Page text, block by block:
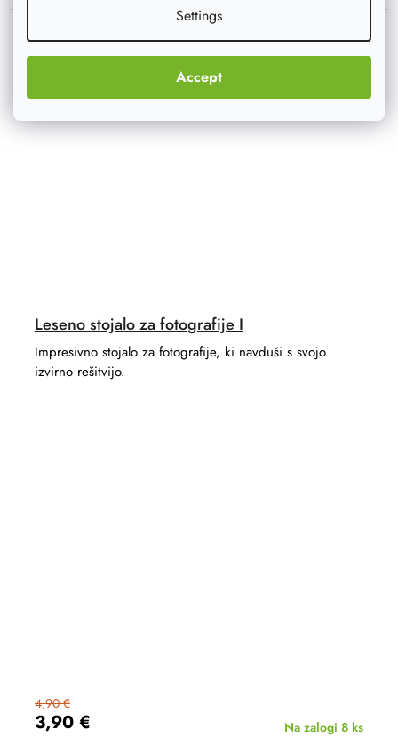
Settings
Accept
Leseno stojalo za fotografije I
3,90 €
4,90 €
Na zalogi 8 ks
Impresivno stojalo za fotografije, ki navduši s svojo
izvirno rešitvijo.